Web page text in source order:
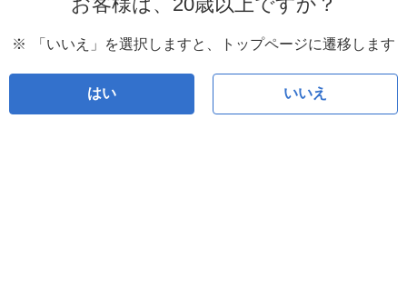
※ 「いいえ」を選択しますと、トップページに遷移します
はい いいえ